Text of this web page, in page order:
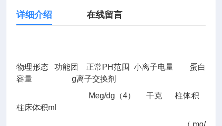
详细介绍 在线留言
物理形态 功能团 正常PH范围 小离子电量
蛋白
容量 g离子交换剂
Meg/dg（4）干克
柱体积
柱床体积ml
（mg/